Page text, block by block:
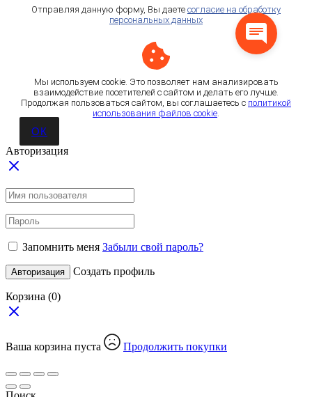
Отправляя данную форму, Вы даете согласие на обработку
персональных данных
Мы используем cookie. Это позволяет нам анализировать
взаимодействие посетителей с сайтом и делать его лучше.
Продолжая пользоваться сайтом, вы соглашаетесь с политикой
использования файлов cookie
ОК
Авторизация
Запомнить меня Забыли свой пароль?
Авторизация Создать профиль
Корзина (0)
Ваша корзина пуста Продолжить покупки